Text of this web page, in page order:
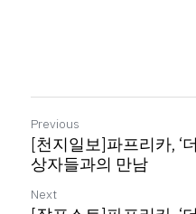
Previous
[천지일보]파프리카, ‘
상자들과의 만남
Next